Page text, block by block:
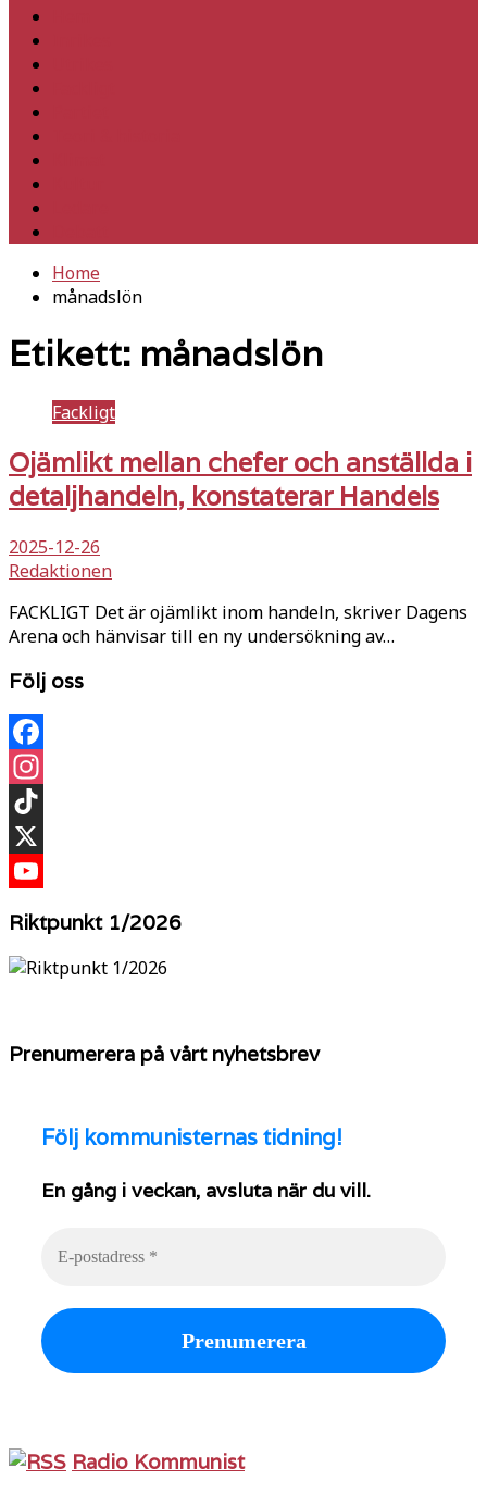
Home
månadslön
Etikett: månadslön
Fackligt
Ojämlikt mellan chefer och anställda i
detaljhandeln, konstaterar Handels
2025-12-26
Redaktionen
FACKLIGT Det är ojämlikt inom handeln, skriver Dagens
Arena och hänvisar till en ny undersökning av…
Följ oss
Facebook
Instagram
TikTok
X
Riktpunkt 1/2026
Prenumerera på vårt nyhetsbrev
Följ kommunisternas tidning!
En gång i veckan, avsluta när du vill.
Radio Kommunist